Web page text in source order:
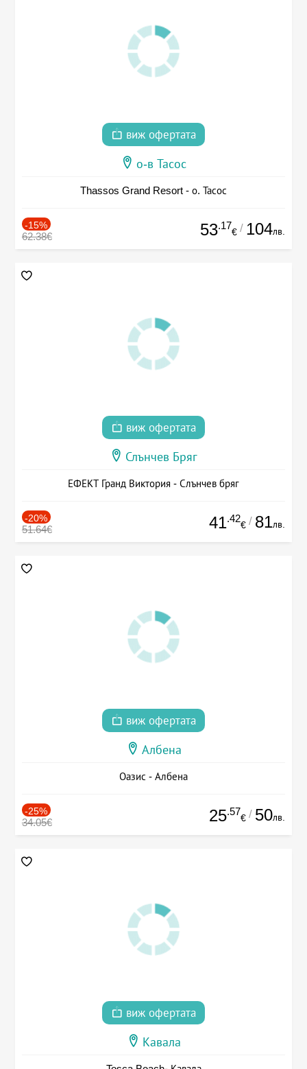
виж офертата
о-в Тасос
Thassos Grand Resort - о. Тасос
-15%
62.38€ 53.17
€ / 104лв.
виж офертата
Слънчев Бряг
ЕФЕКТ Гранд Виктория - Слънчев бряг
-20%
51.64€ 41.42
€ / 81лв.
виж офертата
Албена
Оазис - Албена
-25%
34.05€ 25.57
€ / 50лв.
виж офертата
Кавала